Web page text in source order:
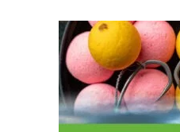
EN
ÉTANG
:
TECHNIQUES,
POSTES
ET
APPÂTS